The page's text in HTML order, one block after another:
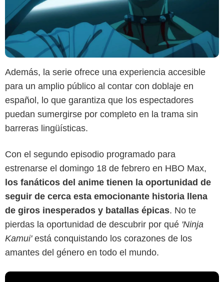
Además, la serie ofrece una experiencia accesible
para un amplio público al contar con doblaje en
español, lo que garantiza que los espectadores
puedan sumergirse por completo en la trama sin
barreras lingüísticas.
Con el segundo episodio programado para
estrenarse el domingo 18 de febrero en HBO Max,
los fanáticos del anime tienen la oportunidad de
seguir de cerca esta emocionante historia llena
de giros inesperados y batallas épicas. No te
pierdas la oportunidad de descubrir por qué 'Ninja
Kamui'está conquistando los corazones de los
amantes del género en todo el mundo.